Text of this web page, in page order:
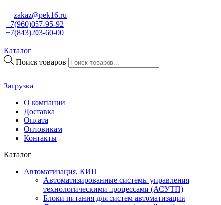
zakaz@pek16.ru
+7(960)057-95-92
+7(843)203-60-00
Каталог
Поиск товаров
Загрузка
О компании
Доставка
Оплата
Оптовикам
Контакты
Каталог
Автоматизация, КИП
Автоматизированные системы управления
технологическими процессами (АСУТП)
Блоки питания для систем автоматизации